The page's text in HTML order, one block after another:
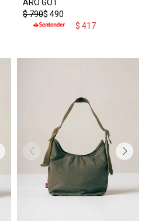
ARO GOT
$ 490
$790
$ 417